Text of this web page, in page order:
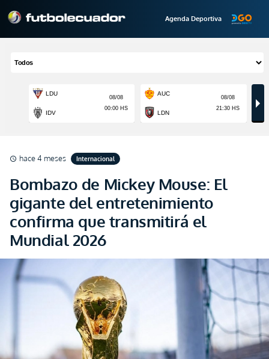
Agenda Deportiva
schedule hace 4 meses Internacional
Bombazo de Mickey Mouse: El
gigante del entretenimiento
confirma que transmitirá el
Mundial 2026